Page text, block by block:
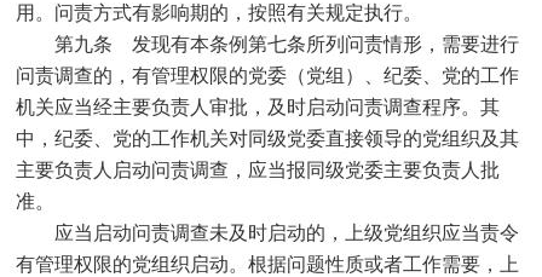
用。问责方式有影响期的，按照有关规定执行。
第九条 发现有本条例第七条所列问责情形，需要进行
问责调查的，有管理权限的党委（党组）、纪委、党的工作
机关应当经主要负责人审批，及时启动问责调查程序。其
中，纪委、党的工作机关对同级党委直接领导的党组织及其
主要负责人启动问责调查，应当报同级党委主要负责人批
准。
应当启动问责调查未及时启动的，上级党组织应当责令
有管理权限的党组织启动。根据问题性质或者工作需要，上